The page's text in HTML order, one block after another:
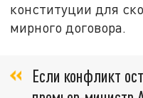
конституции для
мирного договора.
Если конфликт